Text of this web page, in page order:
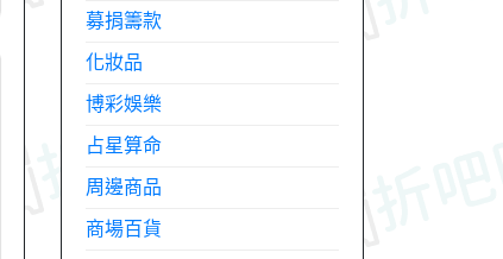
募捐籌款
化妝品
博彩娛樂
占星算命
周邊商品
商場百貨